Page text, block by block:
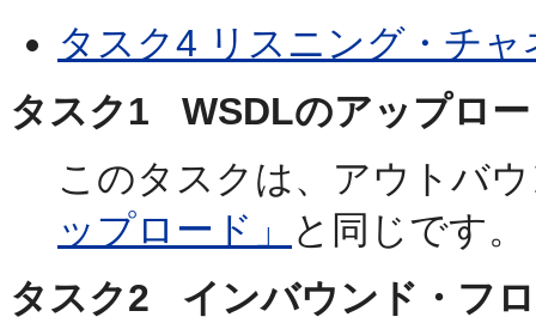
タスク4 リスニング・チャ
タスク1 WSDLのアップロ
このタスクは、アウトバ
ップロード」
と同じです。
タスク2 インバウンド・フ